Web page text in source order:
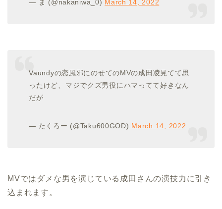
— ま (@nakaniwa_0) March 14, 2022
Vaundyの恋風邪にのせてのMVの成田凌見てて思
ったけど、マジでクズ男役にハマってて好きなん
だが
— たくろー (@Taku600GOD) March 14, 2022
MVではダメな男を演じている成田さんの演技力に引き
込まれます。